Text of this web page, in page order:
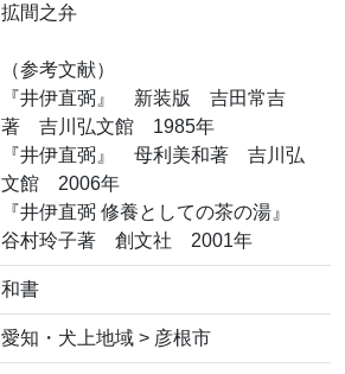
拡間之弁
（参考文献）
『井伊直弼』 新装版 吉田常吉
著 吉川弘文館 1985年
『井伊直弼』 母利美和著 吉川弘
文館 2006年
『井伊直弼 修養としての茶の湯』
谷村玲子著 創文社 2001年
和書
愛知・犬上地域 > 彦根市